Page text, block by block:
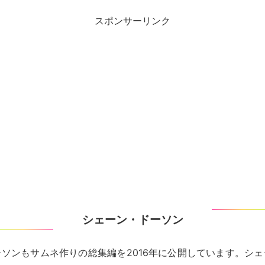
スポンサーリンク
シェーン・ドーソン
ンもサムネ作りの総集編を2016年に公開しています。シ